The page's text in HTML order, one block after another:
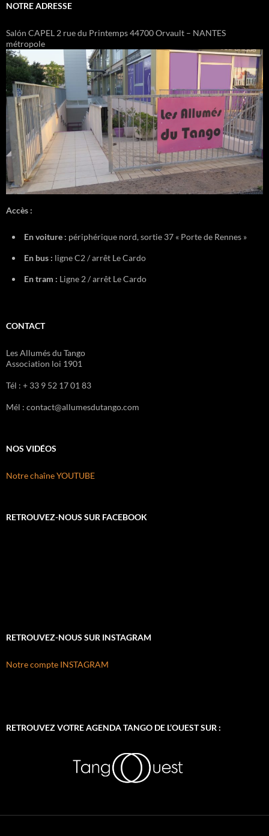
NOTRE ADRESSE
Salón CAPEL 2 rue du Printemps 44700 Orvault – NANTES
métropole
Accès :
En voiture : périphérique nord, sortie 37 « Porte de Rennes »
En bus : ligne C2 / arrêt Le Cardo
En tram : Ligne 2 / arrêt Le Cardo
CONTACT
Les Allumés du Tango
Association loi 1901
Tél : + 33 9 52 17 01 83
Mél : contact@allumesdutango.com
NOS VIDÉOS
Notre chaîne YOUTUBE
RETROUVEZ-NOUS SUR FACEBOOK
RETROUVEZ-NOUS SUR INSTAGRAM
Notre compte INSTAGRAM
RETROUVEZ VOTRE AGENDA TANGO DE L’OUEST SUR :